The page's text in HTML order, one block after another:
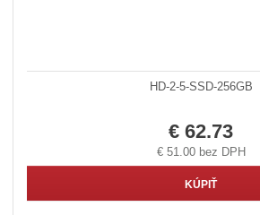
HD-2-5-SSD-256GB
€ 62.73
€ 51.00 bez DPH
KÚPIŤ